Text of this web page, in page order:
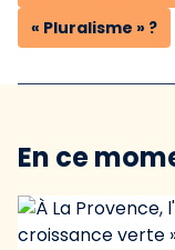
« Pluralisme » ?
En ce